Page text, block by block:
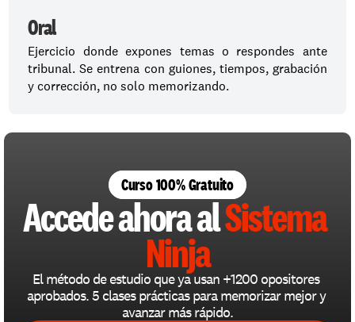
Oral
Ejercicio donde expones temas o respondes ante
tribunal. Se entrena con guiones, tiempos, grabación
y corrección, no solo memorizando.
Curso 100% Gratuito
Accede ahora al Sistema
Ninja
El método de estudio que ya usan +1200 opositores
aprobados. 5 clases prácticas para memorizar mejor y
avanzar más rápido.